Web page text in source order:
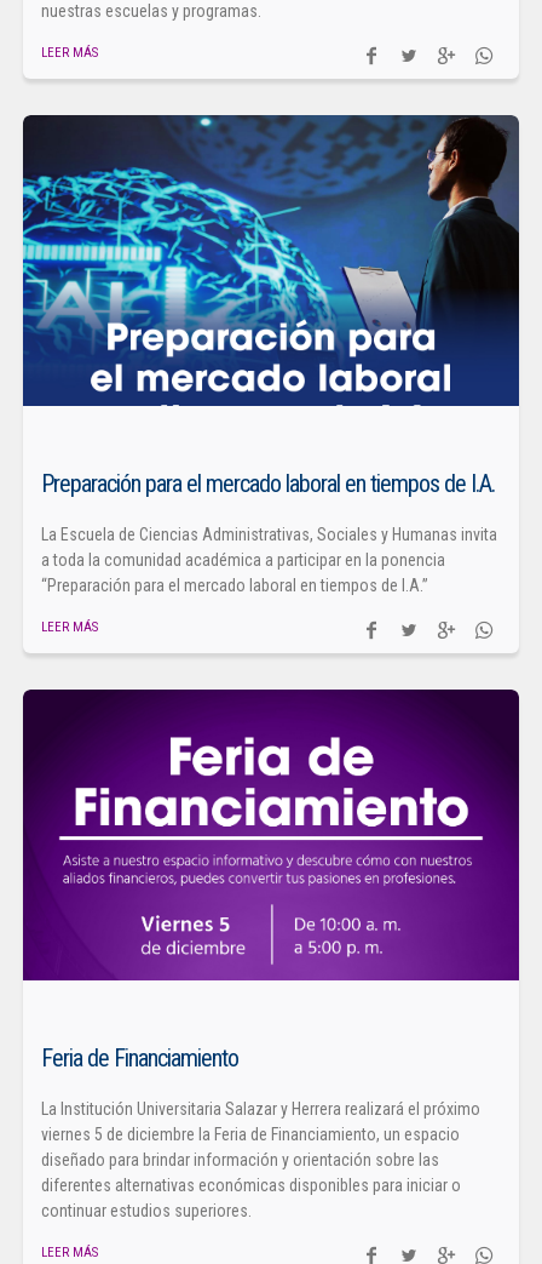
nuestras escuelas y programas.
LEER MÁS
Preparación para el mercado laboral en tiempos de I.A.
La Escuela de Ciencias Administrativas, Sociales y Humanas invita
a toda la comunidad académica a participar en la ponencia
“Preparación para el mercado laboral en tiempos de I.A.”
LEER MÁS
Feria de Financiamiento
La Institución Universitaria Salazar y Herrera realizará el próximo
viernes 5 de diciembre la Feria de Financiamiento, un espacio
diseñado para brindar información y orientación sobre las
diferentes alternativas económicas disponibles para iniciar o
continuar estudios superiores.
LEER MÁS